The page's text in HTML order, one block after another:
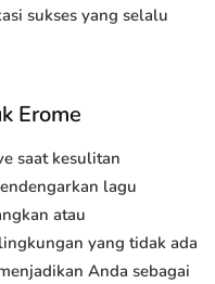
sukses yang selalu
Erome
saat kesulitan
lagu
atau
yang tidak ada
Anda sebagai